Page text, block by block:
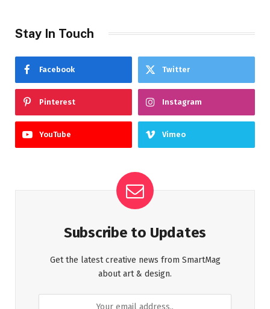
Stay In Touch
Facebook Twitter
Pinterest Instagram
YouTube Vimeo
Subscribe to Updates
Get the latest creative news from SmartMag
about art & design.